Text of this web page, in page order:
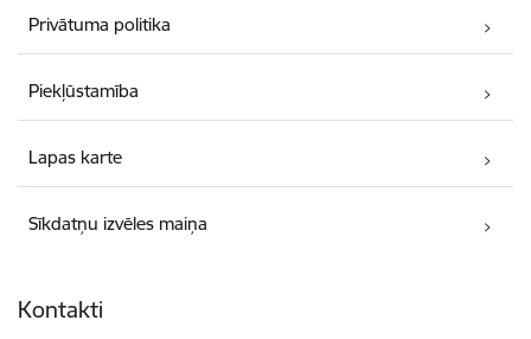
Privātuma politika
Piekļūstamība
Lapas karte
Sīkdatņu izvēles maiņa
Kontakti